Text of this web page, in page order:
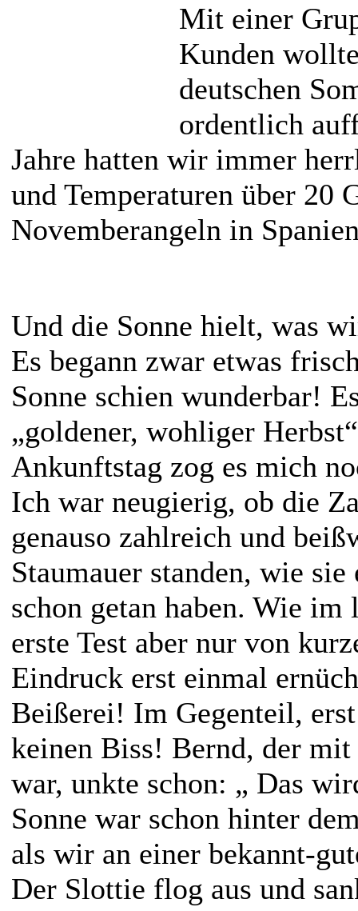
Mit einer
Kunden
deutschen
ordentlich
Jahre hatten wir immer
und Temperaturen über 20
Novemberangeln in
Und die Sonne hielt, was
Es begann zwar etwas
Sonne schien wunderbar!
„goldener, wohliger
Ankunftstag zog es mich
Ich war neugierig, ob die
genauso zahlreich und
Staumauer standen, wie
schon getan haben. Wie im
erste Test aber nur von
Eindruck erst einmal
Beißerei! Im Gegenteil,
keinen Biss! Bernd, der
war, unkte schon: „ Das
Sonne war schon hinter
als wir an einer bekannt-
Der Slottie flog aus und